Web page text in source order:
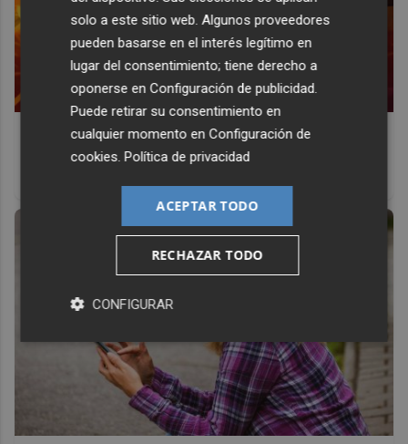
Corepunk MMORPG
Un verdadero MMORPG de la vieja escuela ¡Cómo los de
solo a este sitio web. Algunos proveedores
pueden basarse en el interés legítimo en
lugar del consentimiento; tiene derecho a
oponerse enConfiguración de publicidad.
Puede retirar su consentimiento en
cualquier momento enConfiguración de
cookies.Política de privacidad
ACEPTAR TODO
RECHAZAR TODO
CONFIGURAR